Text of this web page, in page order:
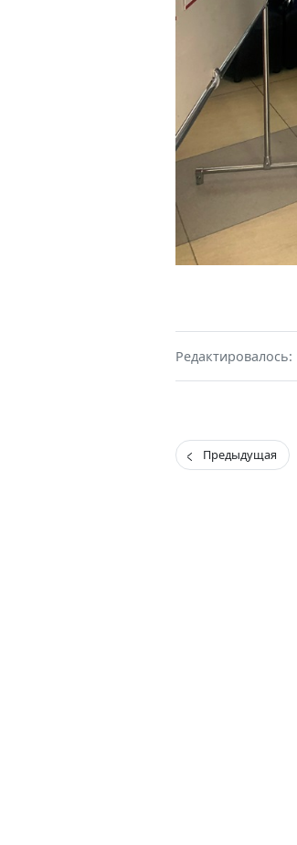
Редактировалось:
Предыдущая